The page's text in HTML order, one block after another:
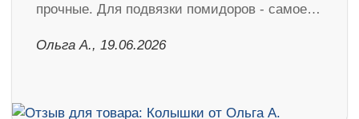
прочные. Для подвязки помидоров - самое…
Ольга А., 19.06.2026